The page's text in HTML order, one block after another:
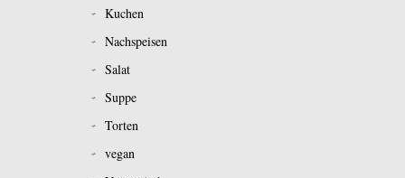
Kuchen
Nachspeisen
Salat
Suppe
Torten
vegan